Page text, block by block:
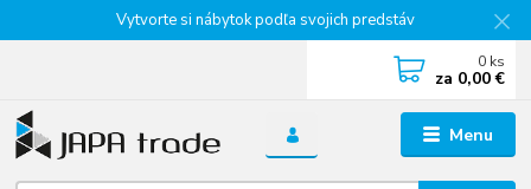
Vytvorte si nábytok podľa svojich predstáv
Menu
0 ks
za 0,00 €